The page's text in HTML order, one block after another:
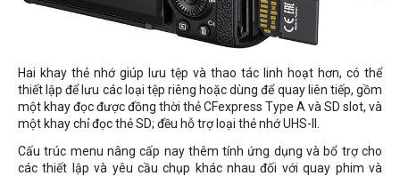
Hai khay thẻ nhớ giúp lưu tệp và thao tác linh hoạt hơn, có thể
thiết lập để lưu các loại tệp riêng hoặc dùng để quay liên tiếp, gồm
một khay đọc được đồng thời thẻ CFexpress Type A và SD slot, và
một khay chỉ đọc thẻ SD; đều hỗ trợ loại thẻ nhớ UHS-II.
Cấu trúc menu nâng cấp nay thêm tính ứng dụng và bổ trợ cho
các thiết lập và yêu cầu chụp khác nhau đối với quay phim và